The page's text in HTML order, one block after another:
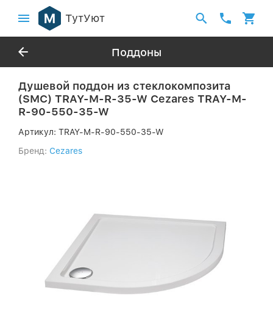
ТутУют
Поддоны
Душевой поддон из стеклокомпозита
(SMC) TRAY-M-R-35-W Cezares TRAY-M-
R-90-550-35-W
Артикул: TRAY-M-R-90-550-35-W
Бренд: Cezares